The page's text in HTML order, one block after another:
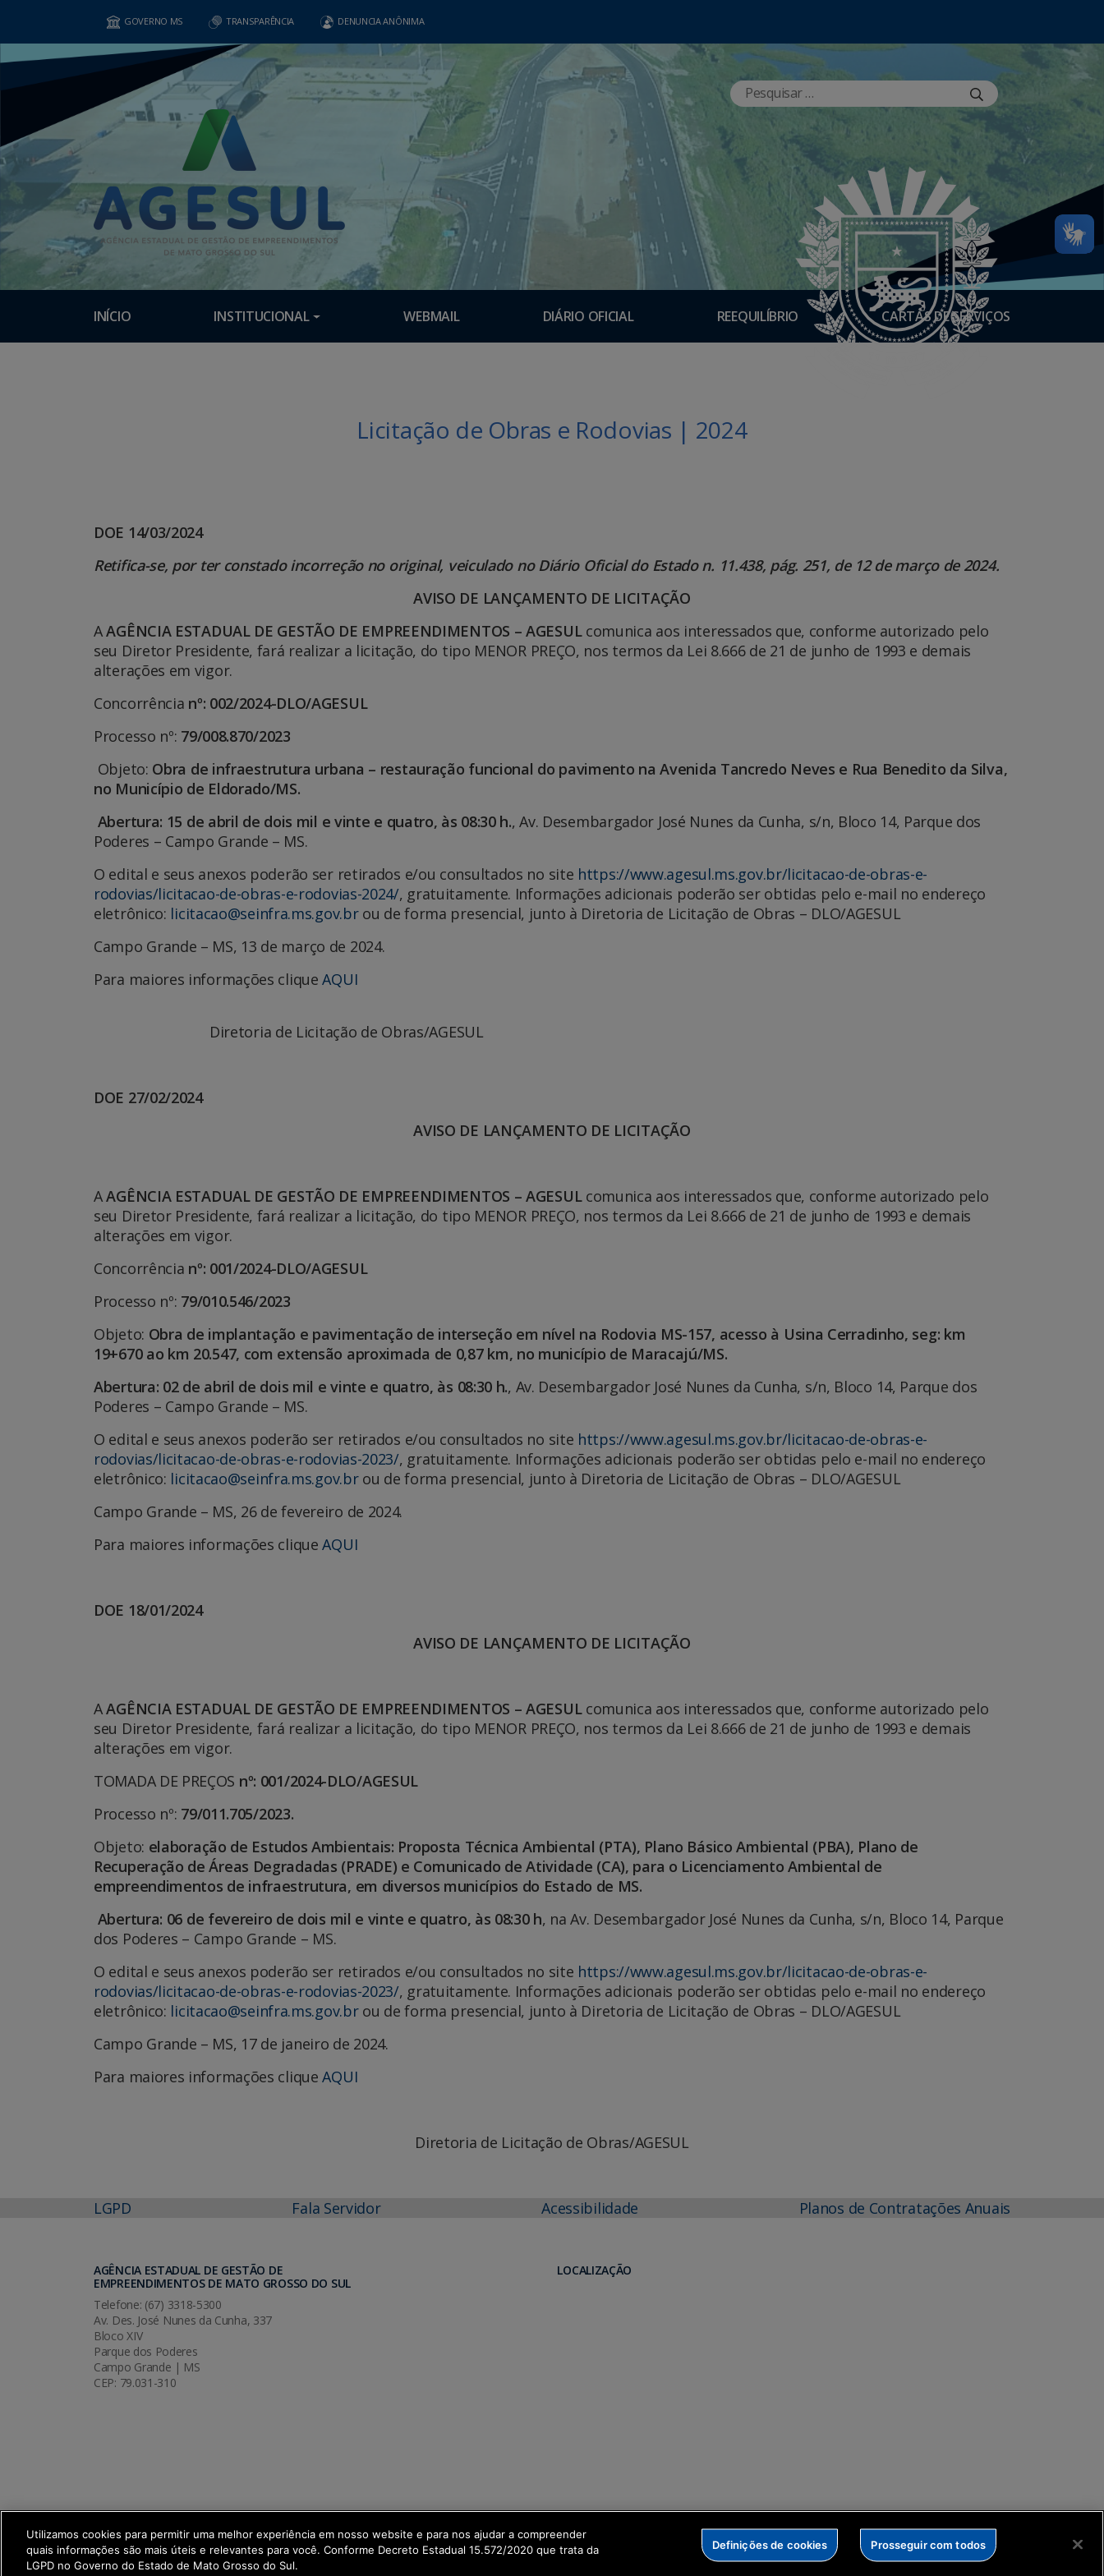
GOVERNO MS TRANSPARÊNCIA DENUNCIA ANÔNIMA
INÍCIO INSTITUCIONAL WEBMAIL DIÁRIO OFICIAL REEQUILÍBRIO CARTAS DE SERVIÇOS
Licitação de Obras e Rodovias | 2024
DOE 14/03/2024
Retifica-se, por ter constado incorreção no original, veiculado no Diário Oficial do Estado n. 11.438, pág. 251, de 12 de março de 2024.
AVISO DE LANÇAMENTO DE LICITAÇÃO
AAGÊNCIA ESTADUAL DE GESTÃO DE EMPREENDIMENTOS – AGESUL comunica aos interessados que, conforme autorizado pelo
seu Diretor Presidente, fará realizar a licitação, do tipo MENOR PREÇO, nos termos da Lei 8.666 de 21 de junho de 1993 e demais
alterações em vigor.
Concorrência nº: 002/2024-DLO/AGESUL
Processo nº: 79/008.870/2023
Objeto: Obra de infraestrutura urbana – restauração funcional do pavimento na Avenida Tancredo Neves e Rua Benedito da Silva,
no Município de Eldorado/MS.
Abertura: 15 de abril de dois mil e vinte e quatro, às 08:30 h., Av. Desembargador José Nunes da Cunha, s/n, Bloco 14, Parque dos
Poderes – Campo Grande – MS.
O edital e seus anexos poderão ser retirados e/ou consultados no site https://www.agesul.ms.gov.br/licitacao-de-obras-e-
rodovias/licitacao-de-obras-e-rodovias-2024/, gratuitamente. Informações adicionais poderão ser obtidas pelo e-mail no endereço
eletrônico: licitacao@seinfra.ms.gov.brou de forma presencial, junto à Diretoria de Licitação de Obras – DLO/AGESUL
Campo Grande – MS, 13 de março de 2024.
Para maiores informações cliqueAQUI
Diretoria de Licitação de Obras/AGESUL
DOE 27/02/2024
AVISO DE LANÇAMENTO DE LICITAÇÃO
AAGÊNCIA ESTADUAL DE GESTÃO DE EMPREENDIMENTOS – AGESUL comunica aos interessados que, conforme autorizado pelo
seu Diretor Presidente, fará realizar a licitação, do tipo MENOR PREÇO, nos termos da Lei 8.666 de 21 de junho de 1993 e demais
alterações em vigor.
Concorrência nº: 001/2024-DLO/AGESUL
Processo nº: 79/010.546/2023
Objeto: Obra de implantação e pavimentação de interseção em nível na Rodovia MS-157, acesso à Usina Cerradinho, seg: km
19+670 ao km 20.547, com extensão aproximada de 0,87 km, no município de Maracajú/MS.
Abertura: 02 de abril de dois mil e vinte e quatro, às 08:30 h., Av. Desembargador José Nunes da Cunha, s/n, Bloco 14, Parque dos
Poderes – Campo Grande – MS.
O edital e seus anexos poderão ser retirados e/ou consultados no site https://www.agesul.ms.gov.br/licitacao-de-obras-e-
rodovias/licitacao-de-obras-e-rodovias-2023/, gratuitamente. Informações adicionais poderão ser obtidas pelo e-mail no endereço
eletrônico: licitacao@seinfra.ms.gov.brou de forma presencial, junto à Diretoria de Licitação de Obras – DLO/AGESUL
Campo Grande – MS, 26 de fevereiro de 2024.
Para maiores informações cliqueAQUI
DOE 18/01/2024
AVISO DE LANÇAMENTO DE LICITAÇÃO
AAGÊNCIA ESTADUAL DE GESTÃO DE EMPREENDIMENTOS – AGESUL comunica aos interessados que, conforme autorizado pelo
seu Diretor Presidente, fará realizar a licitação, do tipo MENOR PREÇO, nos termos da Lei 8.666 de 21 de junho de 1993 e demais
alterações em vigor.
TOMADA DE PREÇOS nº: 001/2024-DLO/AGESUL
Processo nº: 79/011.705/2023.
Objeto: elaboração de Estudos Ambientais: Proposta Técnica Ambiental (PTA), Plano Básico Ambiental (PBA), Plano de
Recuperação de Áreas Degradadas (PRADE) e Comunicado de Atividade (CA), para o Licenciamento Ambiental de
empreendimentos de infraestrutura, em diversos municípios do Estado de MS.
Abertura: 06 de fevereiro de dois mil e vinte e quatro, às 08:30 h, na Av. Desembargador José Nunes da Cunha, s/n, Bloco 14, Parque
dos Poderes – Campo Grande – MS.
O edital e seus anexos poderão ser retirados e/ou consultados no site https://www.agesul.ms.gov.br/licitacao-de-obras-e-
rodovias/licitacao-de-obras-e-rodovias-2023/, gratuitamente. Informações adicionais poderão ser obtidas pelo e-mail no endereço
eletrônico: licitacao@seinfra.ms.gov.brou de forma presencial, junto à Diretoria de Licitação de Obras – DLO/AGESUL
Campo Grande – MS, 17 de janeiro de 2024.
Para maiores informações cliqueAQUI
Diretoria de Licitação de Obras/AGESUL
LGPD Fala Servidor Acessibilidade Planos de Contratações Anuais
AGÊNCIA ESTADUAL DE GESTÃO DE
EMPREENDIMENTOS DE MATO GROSSO DO SUL
Telefone: (67) 3318-5300
Av. Des. José Nunes da Cunha, 337
Bloco XIV
Parque dos Poderes
Campo Grande | MS
CEP: 79.031-310
LOCALIZAÇÃO
SETDIG | Secretaria-Executiva de Transformação Digital
Utilizamos cookies para permitir uma melhor experiência em nosso website e para nos ajudar a compreender
quais informações são mais úteis e relevantes para você. Conforme Decreto Estadual 15.572/2020 que trata da
LGPD no Governo do Estado de Mato Grosso do Sul.
Definições de cookies Prosseguir com todos